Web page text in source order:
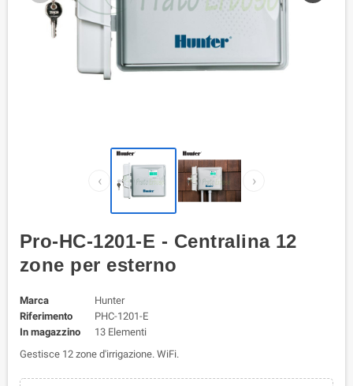
‹ ›
Pro-HC-1201-E - Centralina 12
zone per esterno
Marca
Hunter
Riferimento
PHC-1201-E
In magazzino
13 Elementi
Gestisce 12 zone d'irrigazione. WiFi.